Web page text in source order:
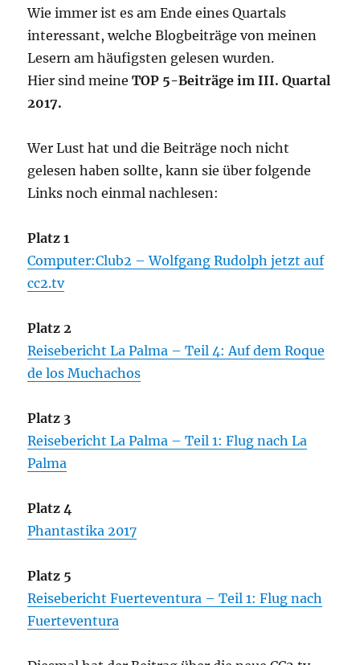
Wie immer ist es am Ende eines Quartals
interessant, welche Blogbeiträge von meinen
Lesern am häufigsten gelesen wurden.
Hier sind meineTOP 5-Beiträge im III. Quartal
2017.
Wer Lust hat und die Beiträge noch nicht
gelesen haben sollte, kann sie über folgende
Links noch einmal nachlesen:
Platz 1
Computer:Club2 – Wolfgang Rudolph jetzt auf
cc2.tv
Platz 2
Reisebericht La Palma – Teil 4: Auf dem Roque
de los Muchachos
Platz 3
Reisebericht La Palma – Teil 1: Flug nach La
Palma
Platz 4
Phantastika 2017
Platz 5
Reisebericht Fuerteventura – Teil 1: Flug nach
Fuerteventura